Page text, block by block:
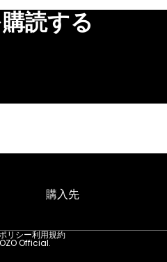
読する
購入先
リシー利用規約
Official.